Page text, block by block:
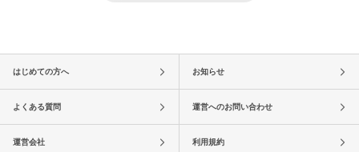
はじめての方へ お知らせ
よくある質問 運営へのお問い合わせ
運営会社 利用規約